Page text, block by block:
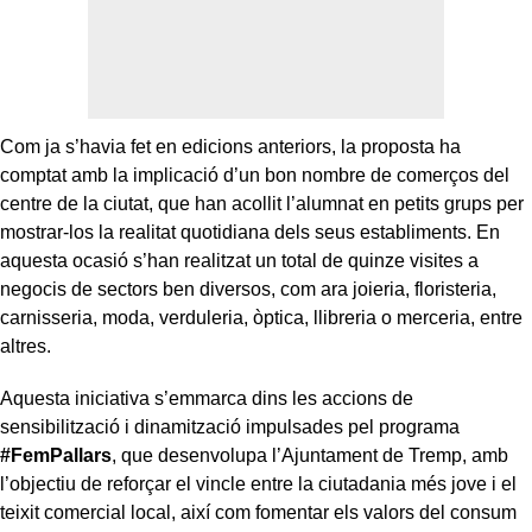
Com ja s’havia fet en edicions anteriors, la proposta ha
comptat amb la implicació d’un bon nombre de comerços del
centre de la ciutat, que han acollit l’alumnat en petits grups per
mostrar-los la realitat quotidiana dels seus establiments. En
aquesta ocasió s’han realitzat un total de quinze visites a
negocis de sectors ben diversos, com ara joieria, floristeria,
carnisseria, moda, verduleria, òptica, llibreria o merceria, entre
altres.
Aquesta iniciativa s’emmarca dins les accions de
sensibilització i dinamització impulsades pel programa
#FemPallars, que desenvolupa l’Ajuntament de Tremp, amb
l’objectiu de reforçar el vincle entre la ciutadania més jove i el
teixit comercial local, així com fomentar els valors del consum